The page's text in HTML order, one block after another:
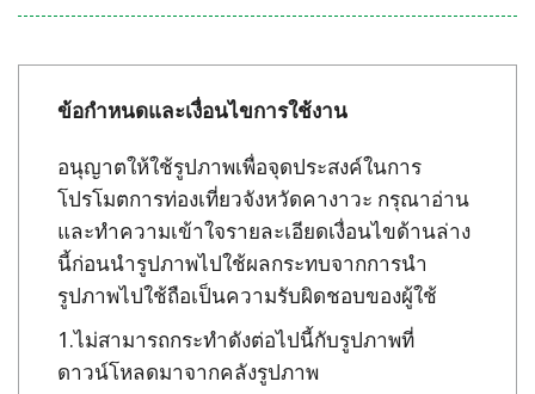
ข้อกำหนดและเงื่อนไขการใช้งาน
อนุญาตให้ใช้รูปภาพเพื่อจุดประสงค์ในการ
โปรโมตการท่องเที่ยวจังหวัดคางาวะ กรุณาอ่าน
และทำความเข้าใจรายละเอียดเงื่อนไขด้านล่าง
นี้ก่อนนำรูปภาพไปใช้ผลกระทบจากการนำ
รูปภาพไปใช้ถือเป็นความรับผิดชอบของผู้ใช้
ไม่สามารถกระทำดังต่อไปนี้กับรูปภาพที่
ดาวน์โหลดมาจากคลังรูปภาพ